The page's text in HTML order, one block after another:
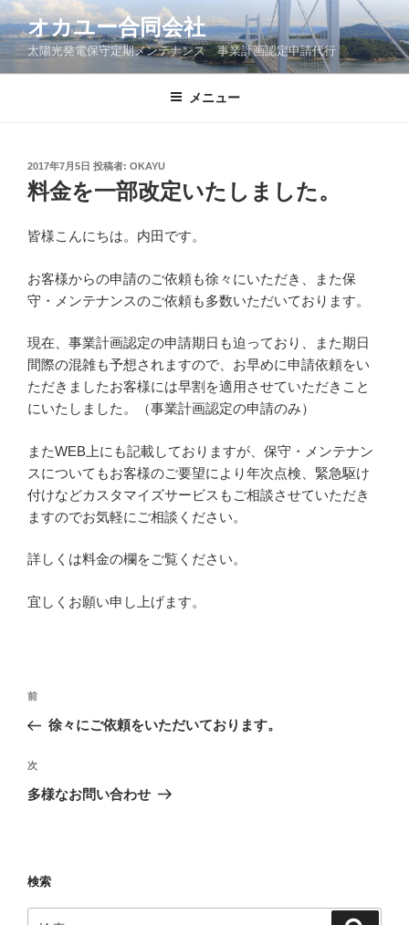
ン
テ
ン
オカユー合同会社
太陽光発電保守定期メンテナンス 事業計画認定申請代行
メニュー
投
稿
日:
2017年7月5日 投稿者: OKAYU
料金を一部改定いたしました。
皆様こんにちは。内田です。
お客様からの申請のご依頼も徐々にいただき、また保
守・メンテナンスのご依頼も多数いただいております。
現在、事業計画認定の申請期日も迫っており、また期日
間際の混雑も予想されますので、お早めに申請依頼をい
ただきましたお客様には早割を適用させていただきこと
にいたしました。（事業計画認定の申請のみ）
またWEB上にも記載しておりますが、保守・メンテナン
スについてもお客様のご要望により年次点検、緊急駆け
付けなどカスタマイズサービスもご相談させていただき
ますのでお気軽にご相談ください。
詳しくは料金の欄をご覧ください。
宜しくお願い申し上げます。
投
ナ
ビ
ゲ
ン
過
去
投
稿
前
徐々にご依頼をいただいております。
次
の
次
多様なお問い合わせ
検索